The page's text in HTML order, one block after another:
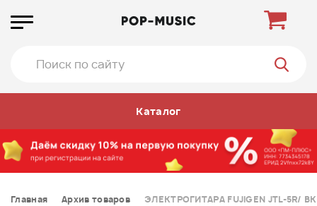
Каталог
Главная Архив товаров ЭЛЕКТРОГИТАРА FUJIGEN JTL-5R/ BK